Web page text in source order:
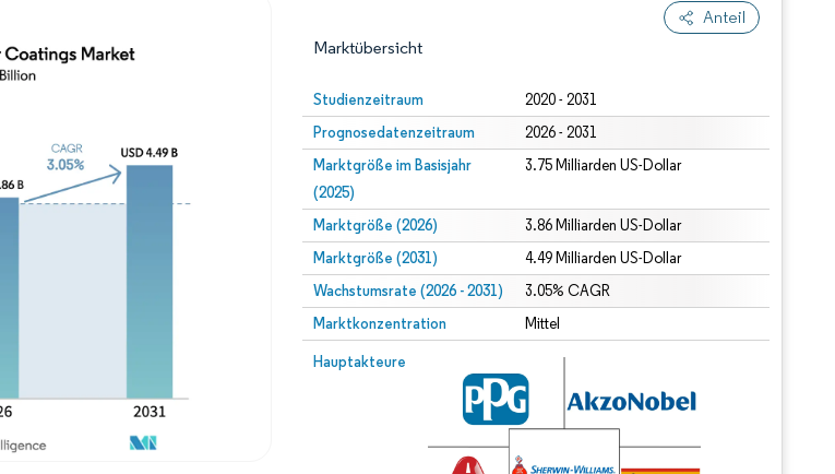
Anteil
Marktübersicht
Studienzeitraum 2020 - 2031
Prognosedatenzeitraum 2026 - 2031
Marktgröße im Basisjahr
(2025)
3.75 Milliarden US-Dollar
Marktgröße (2026) 3.86 Milliarden US-Dollar
Marktgröße (2031) 4.49 Milliarden US-Dollar
Wachstumsrate (2026 - 2031) 3.05% CAGR
Marktkonzentration Mittel
Hauptakteure
Bild © Mordor Intelligence. Wiederverwendung erfordert Namensnennung gemäß CC BY 4.0.
Bild © Mordor Intelligence. Wiederverwendung erfordert Namensnennung gemäß CC BY 4.0.